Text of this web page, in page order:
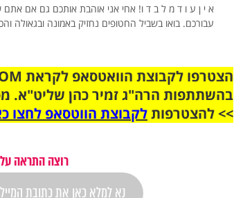
א י ן ע ו ד מ ל ב ד ו! אחי אני אוהבת אותכם גם אם
עבורכם. בואו בשביל החטופים נחזיק באמונה
בהשתתפות הרה"ג זמיר כהן שליט"א.
>> להצטרפותלקבוצת הווטסאפ לחצו
רוצה התראה